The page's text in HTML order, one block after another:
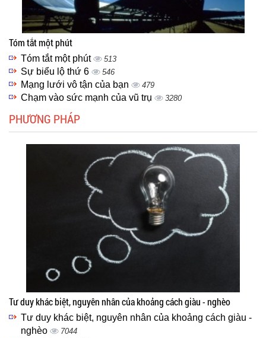
Tóm tắt một phút
Tóm tắt một phút 513
Sự biểu lộ thứ 6 546
Mạng lưới vô tận của bạn 479
Chạm vào sức mạnh của vũ trụ 3280
PHƯƠNG PHÁP
Tư duy khác biệt, nguyên nhân của khoảng cách giàu - nghèo
Tư duy khác biệt, nguyên nhân của khoảng cách giàu -
nghèo
7044